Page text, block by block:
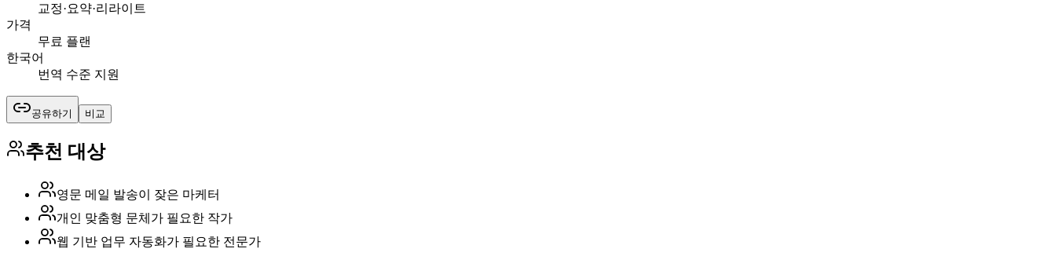
교정·요약·리라이트
가격
무료 플랜
한국어
번역 수준 지원
공유하기 비교
추천 대상
영문 메일 발송이 잦은 마케터
개인 맞춤형 문체가 필요한 작가
웹 기반 업무 자동화가 필요한 전문가